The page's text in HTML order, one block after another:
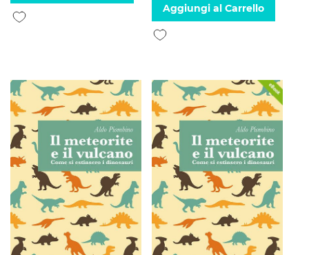
Aggiungi alla lista desideri Aggiungi al Carrello
Aggiungi alla lista desideri